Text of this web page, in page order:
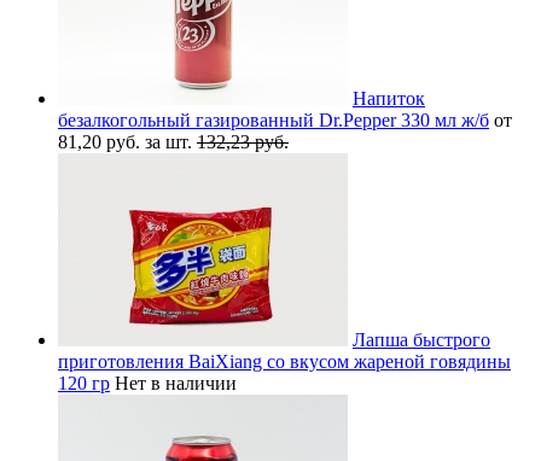
Напиток
безалкогольный газированный Dr.Pepper 330 мл ж/б от
81,20 руб. за шт. 132,23 руб.
Лапша быстрого
приготовления BaiXiang со вкусом жареной говядины
120 гр Нет в наличии